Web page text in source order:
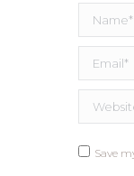
Name *
Email *
Website
Save